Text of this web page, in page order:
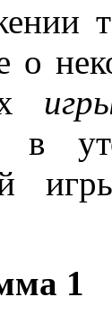
о
в
1